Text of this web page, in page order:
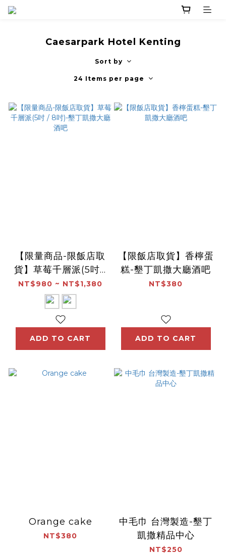
Caesarpark Hotel Kenting
Sort by
24 Items per page
【限量商品-限飯店取
貨】草莓千層派(5吋 /
8吋)-墾丁凱撒大廳酒
吧
NT$980 ~ NT$1,380
ADD TO CART
【限飯店取貨】香檸蛋
糕-墾丁凱撒大廳酒吧
NT$380
ADD TO CART
Orange cake
NT$380
中毛巾 台灣製造-墾丁
凱撒精品中心
NT$250